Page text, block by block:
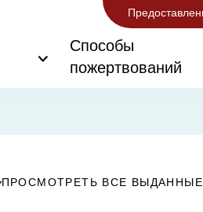
Способы
пожертвований
ПРОСМОТРЕТЬ ВСЕ